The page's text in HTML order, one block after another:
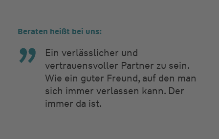
Beraten heißt bei uns:
Ein verlässlicher und
vertrauensvoller Partner zu sein.
Wie ein guter Freund, auf den man
sich immer verlassen kann. Der
immer da ist.